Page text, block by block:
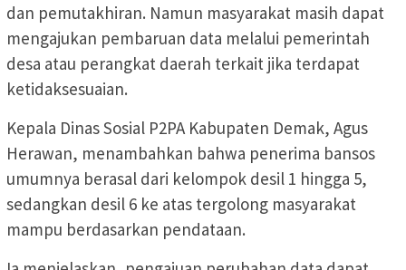
dan pemutakhiran. Namun masyarakat masih dapat
mengajukan pembaruan data melalui pemerintah
desa atau perangkat daerah terkait jika terdapat
ketidaksesuaian.
Kepala Dinas Sosial P2PA Kabupaten Demak, Agus
Herawan, menambahkan bahwa penerima bansos
umumnya berasal dari kelompok desil 1 hingga 5,
sedangkan desil 6 ke atas tergolong masyarakat
mampu berdasarkan pendataan.